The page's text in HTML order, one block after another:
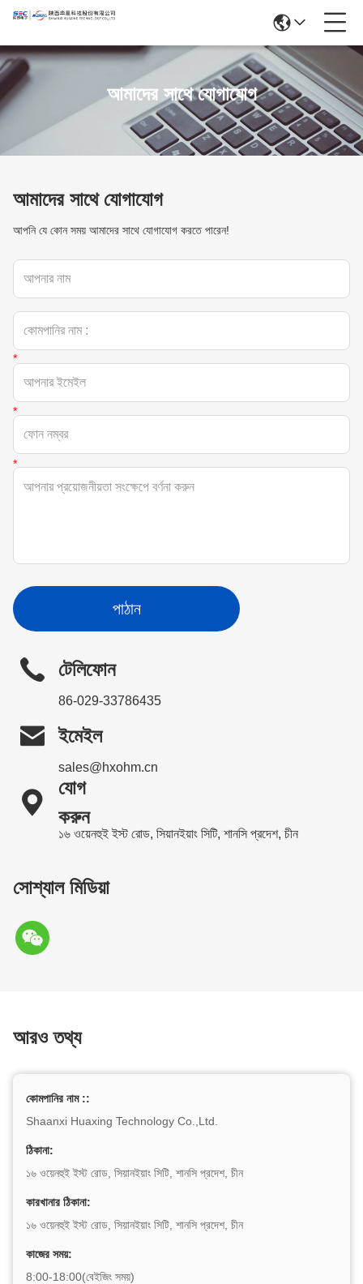
আমাদের সাথে যোগাযোগ
আমাদের সাথে যোগাযোগ
আপনি যে কোন সময় আমাদের সাথে যোগাযোগ করতে পারেন!
পাঠান
টেলিফোন
86-029-33786435
 ইমেইল
sales@hxohm.cn

যোগ
করুন
১৬ ওয়েনহুই ইস্ট রোড, সিয়ানইয়াং সিটি, শানসি প্রদেশ, চীন
সোশ্যাল মিডিয়া
আরও তথ্য
কোমপানির নাম ::
Shaanxi Huaxing Technology Co.,Ltd.
ঠিকানা:
১৬ ওয়েনহুই ইস্ট রোড, সিয়ানইয়াং সিটি, শানসি প্রদেশ, চীন
কারখানার ঠিকানা:
১৬ ওয়েনহুই ইস্ট রোড, সিয়ানইয়াং সিটি, শানসি প্রদেশ, চীন
কাজের সময়:
8:00-18:00(বেইজিং সময়)